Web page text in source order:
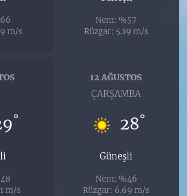
m/s
Nem: %57
Rüzgar: 5.19 m/s
°
m/s
12 AĞUSTOS
ÇARŞAMBA
28°
Güneşli
Nem: %46
Rüzgar: 6.69 m/s